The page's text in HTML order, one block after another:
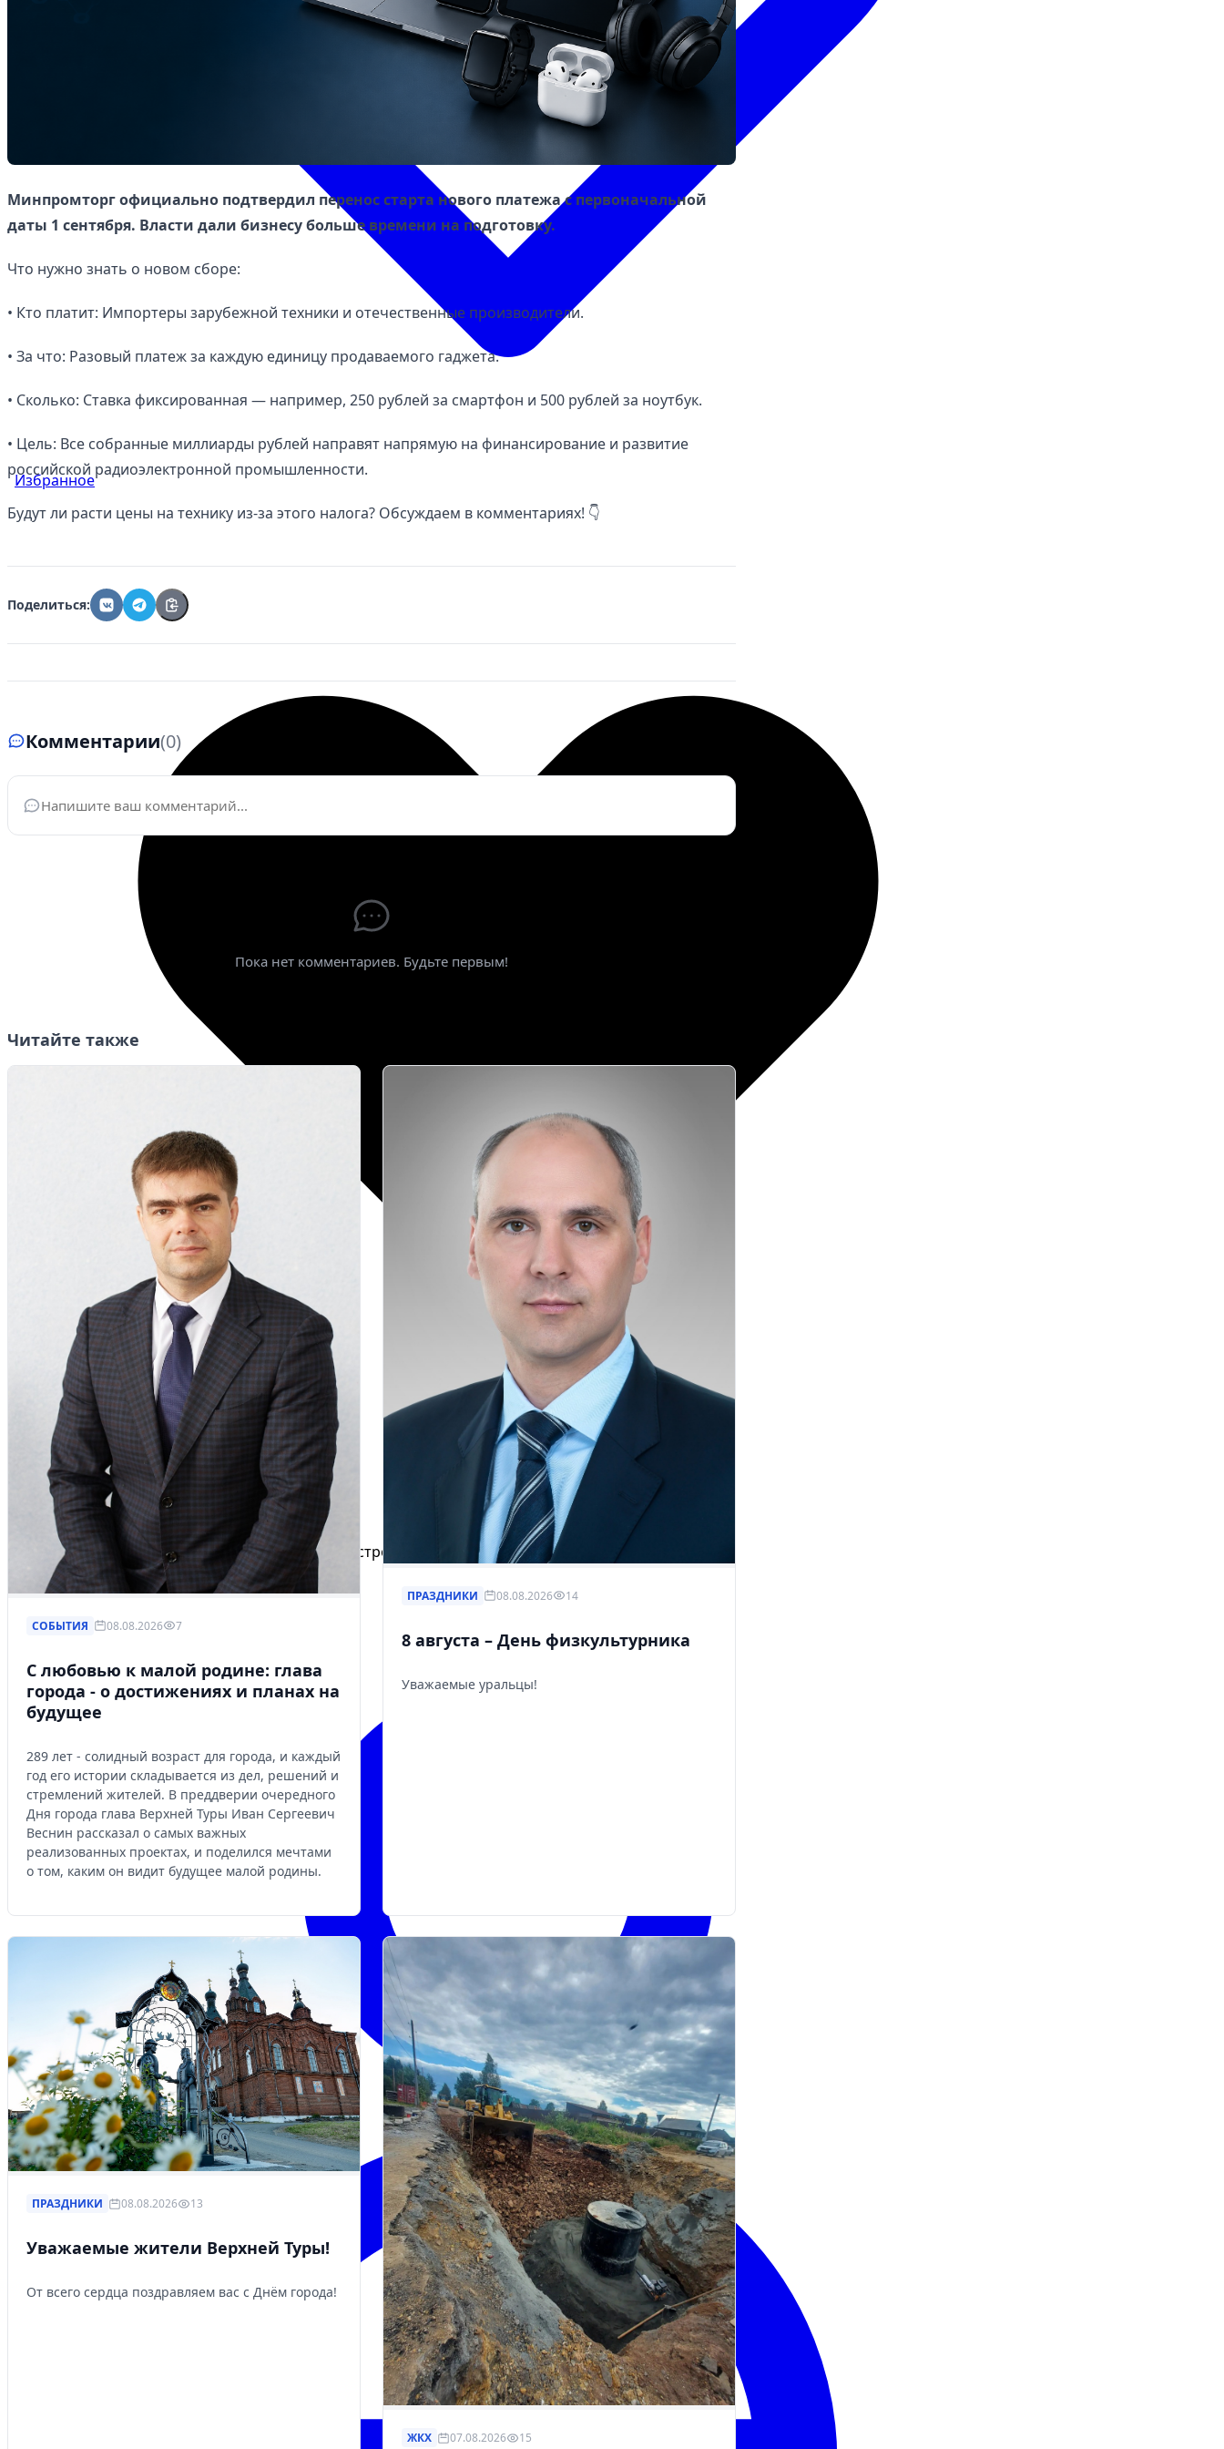
Избранное
Избранное
Сохраняйте интересные объявления, чтобы быстро вернуться к ним позже.
Перейти в избранное
Минпромторг официально подтвердил перенос старта нового платежа с первоначальной
даты 1 сентября. Власти дали бизнесу больше времени на подготовку.
Что нужно знать о новом сборе:
• Кто платит: Импортеры зарубежной техники и отечественные производители.
• За что: Разовый платеж за каждую единицу продаваемого гаджета.
• Сколько: Ставка фиксированная — например, 250 рублей за смартфон и 500 рублей за ноутбук.
• Цель: Все собранные миллиарды рублей направят напрямую на финансирование и развитие
российской радиоэлектронной промышленности.
Будут ли расти цены на технику из-за этого налога? Обсуждаем в комментариях! 👇
Поделиться:
Комментарии(0)
Ваше имя* Электронная почта*
Пока нет комментариев. Будьте первым!
Читайте также
СОБЫТИЯ 08.08.2026 7
С любовью к малой родине: глава
города - о достижениях и планах на
будущее
289 лет - солидный возраст для города, и каждый
год его истории складывается из дел, решений и
стремлений жителей. В преддверии очередного
Дня города глава Верхней Туры Иван Сергеевич
Веснин рассказал о самых важных
реализованных проектах, и поделился мечтами
о том, каким он видит будущее малой родины.
ПРАЗДНИКИ 08.08.2026 14
8 августа – День физкультурника
Уважаемые уральцы!
ПРАЗДНИКИ 08.08.2026 13
Уважаемые жители Верхней Туры!
От всего сердца поздравляем вас с Днём города!
ЖКХ 07.08.2026 15